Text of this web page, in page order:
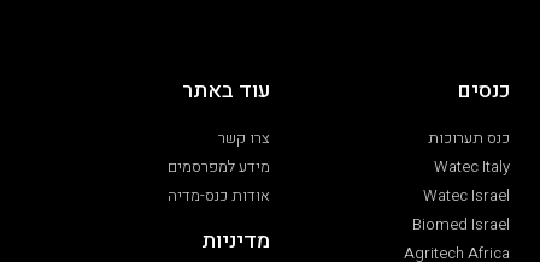
כנסים
כנס תערוכות
Watec Italy
Watec Israel
Biomed Israel
Agritech Africa
עוד באתר
צרו קשר
מידע למפרסמים
אודות כנס-מדיה
מדיניות